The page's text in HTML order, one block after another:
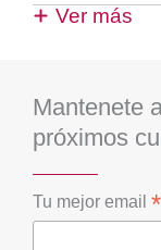
Ver más
Mantenete
próximos
Tu mejor email *